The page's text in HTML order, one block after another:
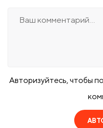
Авторизуйтесь, чтобы